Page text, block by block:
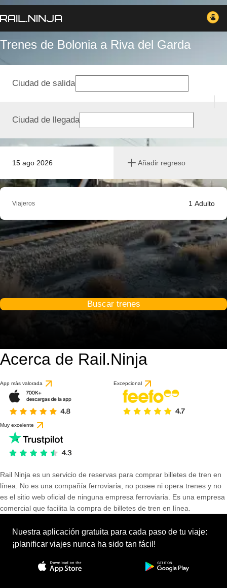
Trenes de Bolonia a Riva del Garda
15 ago 2026 Añadir regreso
Ciudad de salida
Ciudad de llegada
Viajeros 1 Adulto
Buscar trenes
Acerca de Rail.Ninja
App más valorada Excepcional
Muy excelente
Rail Ninja es un servicio de reservas para comprar billetes de tren en
línea. No es una compañía ferroviaria, no posee ni opera trenes y no
es el sitio web oficial de ninguna empresa ferroviaria. Es una empresa
comercial que facilita la compra de billetes de tren en línea.
Nuestra aplicación gratuita para cada paso de tu viaje:
¡planificar viajes nunca ha sido tan fácil!